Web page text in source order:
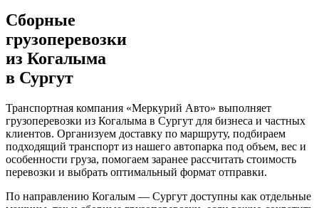
Сборные
грузоперевозки
из Когалыма
в Сургут
Транспортная компания «Меркурий Авто» выполняет
грузоперевозки из Когалыма в Сургут для бизнеса и частных
клиентов. Организуем доставку по маршруту, подбираем
подходящий транспорт из нашего автопарка под объем, вес и
особенности груза, помогаем заранее рассчитать стоимость
перевозки и выбрать оптимальный формат отправки.
По направлению Когалым — Сургут доступны как отдельные